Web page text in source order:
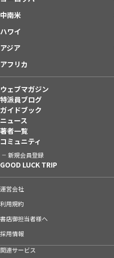
中南米
ハワイ
アジア
アフリカ
ウェブマガジン
特派員ブログ
ガイドブック
ニュース
著者一覧
コミュニティ
新規会員登録
GOOD LUCK TRIP
運営会社
利用規約
書店御担当者様へ
採用情報
関連サービス